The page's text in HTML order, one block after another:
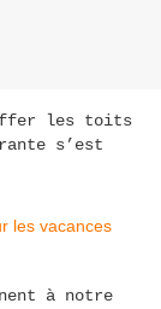
les toits
s’est
à notre